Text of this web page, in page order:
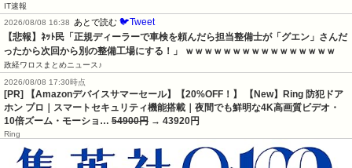
IT速報
2026/08/08 16:38
あとで読む 🐦Tweet
【悲報】ﾈｯﾄ民「正規ディーラーで車検を頼んだら担当整備士が「グエン」さんだ
ったから次回から別の整備工場にする！」 ｗｗｗｗｗｗｗｗｗｗｗｗｗｗｗｗ
政経ワロスまとめニュース♪
2026/08/08 17:30時点
[PR] 【Amazonデバイスサマーセール】【20%OFF！】 【New】Ring 防犯ドア
ホン プロ｜スマートセキュリティ機能搭載｜夜間でも鮮明な4K高画質ビデオ・
10倍ズーム・モーショ… 54900円 → 43920円
Ring